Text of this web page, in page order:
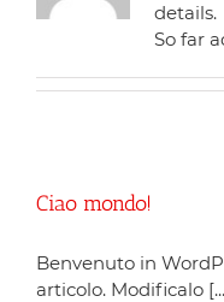
details.
So far
Ciao mondo!
Benvenuto in
articolo. Modificalo